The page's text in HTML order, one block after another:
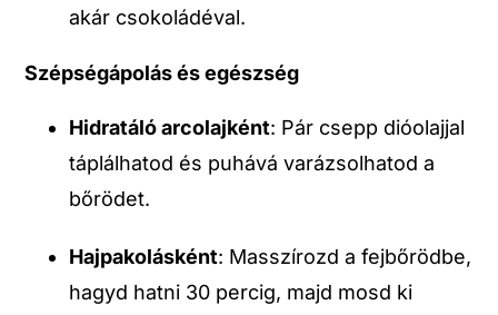
akár csokoládéval.
Szépségápolás és egészség
Hidratáló arcolajként: Pár csepp dióolajjal
táplálhatod és puhává varázsolhatod a
bőrödet.
Hajpakolásként: Masszírozd a fejbőrödbe,
hagyd hatni 30 percig, majd mosd ki